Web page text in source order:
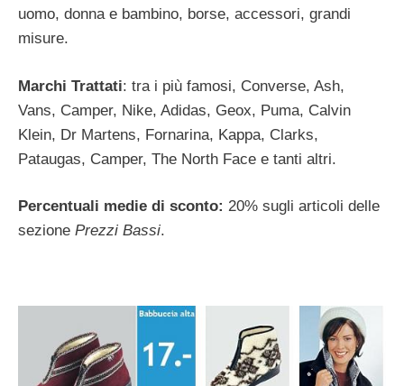
uomo, donna e bambino, borse, accessori, grandi
misure.
Marchi Trattati: tra i più famosi, Converse, Ash,
Vans, Camper, Nike, Adidas, Geox, Puma, Calvin
Klein, Dr Martens, Fornarina, Kappa, Clarks,
Pataugas, Camper, The North Face e tanti altri.
Percentuali medie di sconto: 20% sugli articoli delle
sezione Prezzi Bassi.